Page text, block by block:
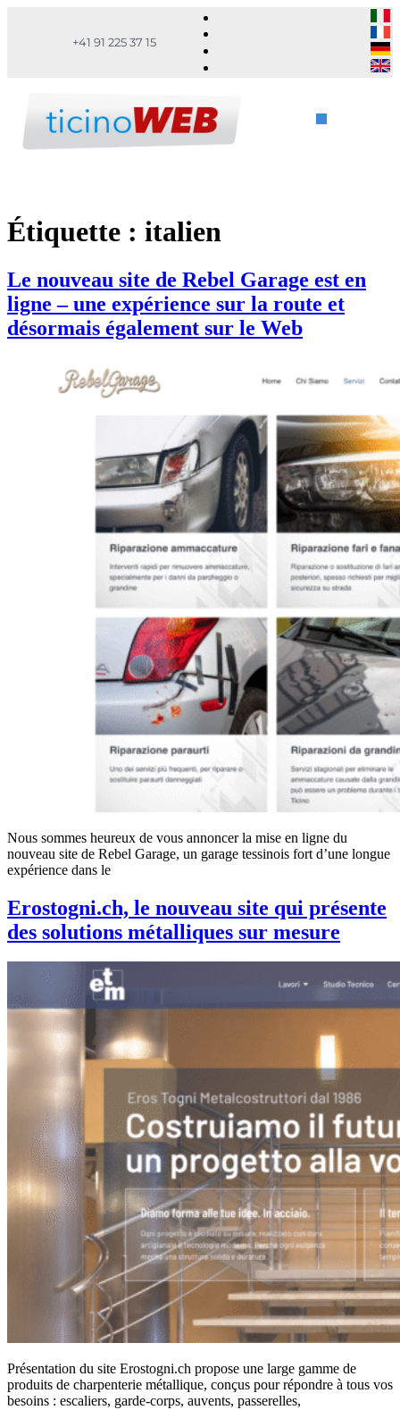
+41 91 225 37 15
Étiquette : italien
Le nouveau site de Rebel Garage est en
ligne – une expérience sur la route et
désormais également sur le Web
Nous sommes heureux de vous annoncer la mise en ligne du
nouveau site de Rebel Garage, un garage tessinois fort d’une longue
expérience dans le
Erostogni.ch, le nouveau site qui présente
des solutions métalliques sur mesure
Présentation du site Erostogni.ch propose une large gamme de
produits de charpenterie métallique, conçus pour répondre à tous vos
besoins : escaliers, garde-corps, auvents, passerelles,